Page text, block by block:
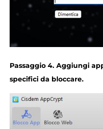
Passaggio 4. Aggiungi
specifici da bloccare.